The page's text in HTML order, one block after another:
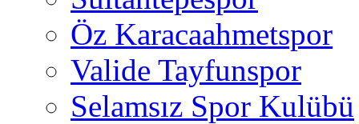
Öz Karacaahmetspor
Valide Tayfunspor
Selamsız Spor Kulübü